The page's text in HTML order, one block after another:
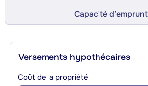
Capacité d’emprunt
Versements hypothécaires
Coût de la propriété